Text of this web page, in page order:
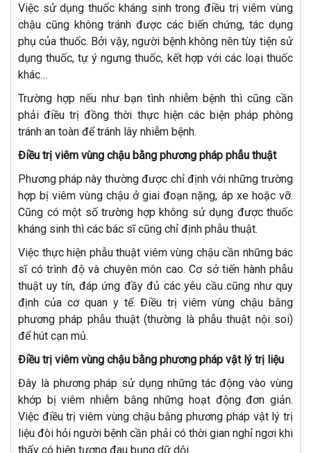
Việc sử dụng thuốc kháng sinh trong điều trị viêm vùng
chậu cũng không tránh được các biến chứng, tác dụng
phụ của thuốc. Bởi vậy, người bệnh không nên tùy tiện sử
dụng thuốc, tự ý ngưng thuốc, kết hợp với các loại thuốc
khác…
Trường hợp nếu như bạn tình nhiễm bệnh thì cũng cần
phải điều trị đồng thời thực hiện các biện pháp phòng
tránh an toàn để tránh lây nhiễm bệnh.
Điều trị viêm vùng chậu bằng phương pháp phẫu thuật
Phương pháp này thường được chỉ định với những trường
hợp bị viêm vùng chậu ở giai đoạn nặng, áp xe hoặc vỡ.
Cũng có một số trường hợp không sử dụng được thuốc
kháng sinh thì các bác sĩ cũng chỉ định phẫu thuật.
Việc thực hiện phẫu thuật viêm vùng chậu cần những bác
sĩ có trình độ và chuyên môn cao. Cơ sở tiến hành phẫu
thuật uy tín, đáp ứng đầy đủ các yêu cầu cũng như quy
định của cơ quan y tế. Điều trị viêm vùng chậu bằng
phương pháp phẫu thuật (thường là phẫu thuật nội soi)
để hút cạn mủ.
Điều trị viêm vùng chậu bằng phương pháp vật lý trị liệu
Đây là phương pháp sử dụng những tác động vào vùng
khớp bị viêm nhiễm bằng những hoạt động đơn giản.
Việc điều trị viêm vùng chậu bằng phương pháp vật lý trị
liệu đòi hỏi người bệnh cần phải có thời gian nghỉ ngơi khi
thấy có hiện tượng đau bụng dữ dội.